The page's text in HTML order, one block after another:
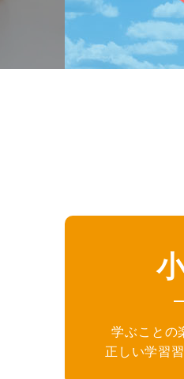
学ぶことの
正しい学習